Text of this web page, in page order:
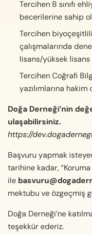
Tercihen B sınıfı
becerilerine sahip
Tercihen
çalışmalarında
lisans/yüksek
Tercihen Coğrafi
yazılımlarına hakim
Doğa Derneği’nin
ulaşabilirsiniz.
https://
Başvuru yapmak
tarihine kadar, “Koruma
ile
mektubu ve özgeçmiş
Doğa Derneği’ne
teşekkür ederiz.